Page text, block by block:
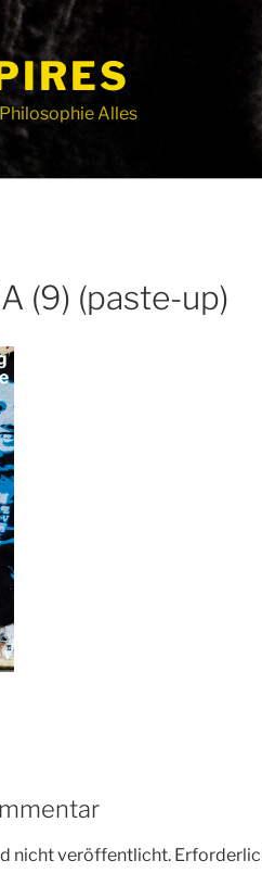
Alles
(9) (paste-up)
nicht veröffentlicht.